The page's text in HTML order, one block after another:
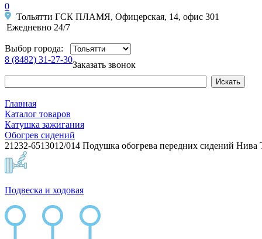
0
Тольятти ГСК ПЛАМЯ, Офицерская, 14, офис 301
Ежедневно 24/7
Выбор города:
8 (8482) 31-27-30
Заказать звонок
Главная
Каталог товаров
Катушка зажигания
Обогрев сидений
21232-6513012/014 Подушка обогрева передних сидений Нива
Подвеска и ходовая